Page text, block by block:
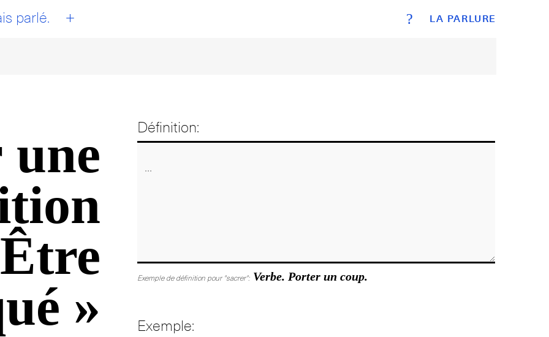
LA PARLURE
parlé. + ?
»
Définition:
Exemple de définition pour "sacrer": Verbe. Porter un coup.
Exemple: